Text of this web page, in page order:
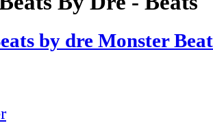
by dre Monster